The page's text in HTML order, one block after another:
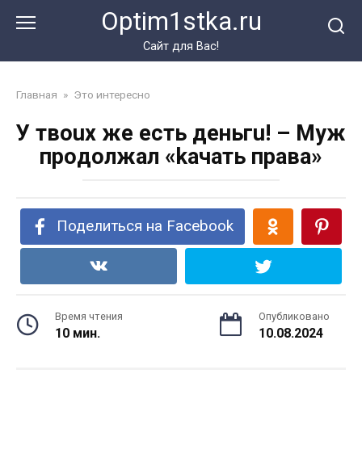
Optim1stka.ru
Сайт для Вас!
Главная » Это интересно
У твoux же ecть дeньгu! – Myж
пpoдoлжал «kaчать пpaва»
Поделиться на Facebook
Время чтения
10 мин.
Опубликовано
10.08.2024